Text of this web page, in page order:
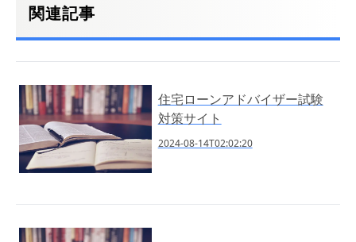
関連記事
住宅ローンアドバイザー試験
対策サイト
2024-08-14T02:02:20